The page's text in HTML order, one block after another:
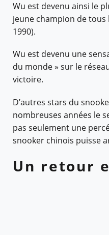
Wu est devenu ainsi le
jeune champion de
1990).
Wu est devenu une
du monde » sur le
victoire.
D’autres stars du
nombreuses années le
pas seulement une
snooker chinois puisse
Un retour